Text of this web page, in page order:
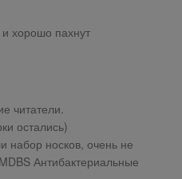
хорошо пахнут
читатели.
остались)
носков, очень не
Антибактериальные